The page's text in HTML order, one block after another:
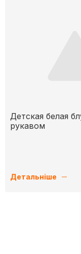
Детская белая
рукавом
Детальніше